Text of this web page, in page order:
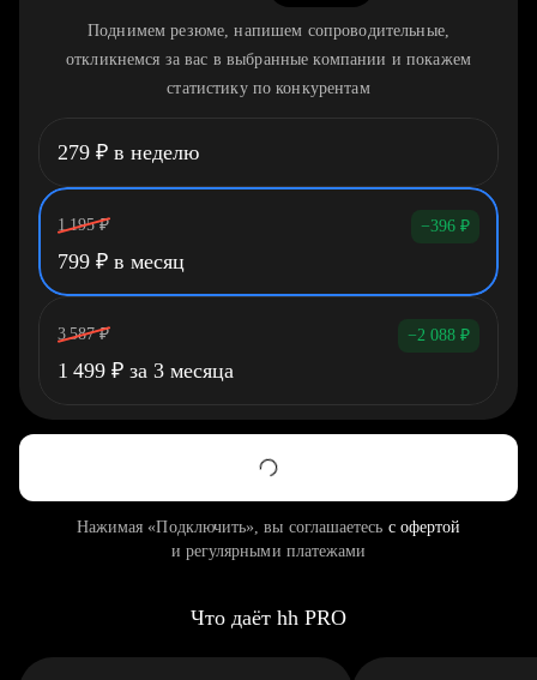
Поднимем резюме, напишем сопроводительные,
откликнемся за вас в выбранные компании и покажем
статистику по конкурентам
279 ₽ в неделю
1 195 ₽ −396 ₽
799 ₽ в месяц
3 587 ₽ −2 088 ₽
1 499 ₽ за 3 месяца
Нажимая «Подключить», вы соглашаетесь с офертой
и регулярными платежами
Что даёт hh PRO